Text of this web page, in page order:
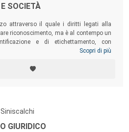
SOCIETÀ
attraverso il quale i diritti legati alla
riconoscimento, ma è al contempo un
e di etichettamento, con
trascurabili per le persone in termini di
analizza il ruolo degli operatori del
particolare – nel riconoscere i diritti e
Scopri di più
GIURIDICO